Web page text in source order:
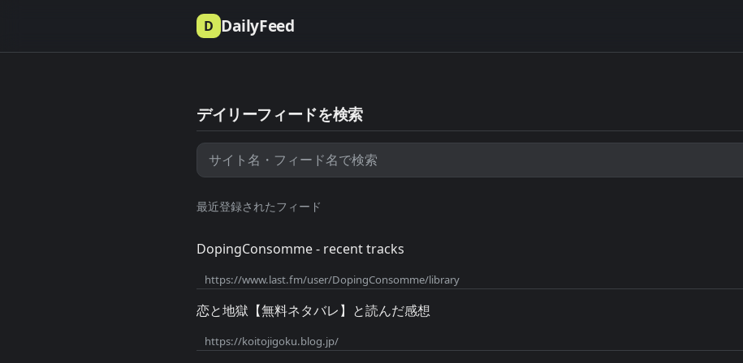
D DailyFeed
デイリーフィードを検索
最近登録されたフィード
DopingConsomme - recent tracks
https://www.last.fm/user/DopingConsomme/library
恋と地獄【無料ネタバレ】と読んだ感想
https://koitojigoku.blog.jp/